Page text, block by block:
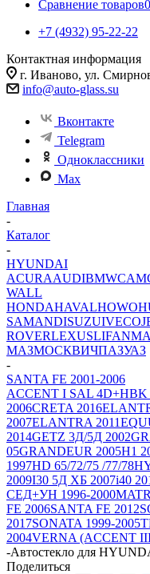
Сравнение товаров0
+7 (4932) 95-22-22
Контактная информация
г. Иваново, ул.
info@auto-glass.su
Вконтакте
Telegram
Одноклассники
Max
Главная
-
Каталог
-
HYUNDAI
ACURAAUDIBMW
WALL
HONDAHAVALHOWO
SAMANDISUZUIVECO
ROVERLEXUSLIFAN
МАЗМОСКВИЧПАЗУАЗ
-
SANTA FE 2001-2006
ACCENT I SAL 4D+HBK
2006CRETA 2016
2007ELANTRA 2011
2014GETZ 3Д/5Д 2002
05GRANDEUR 2005H1
1997HD 65/72/75 /77/78
2009I30 5Д ХБ 2007i40
СЕД+УН 1996-2000
FE 2006SANTA FE 2012
2017SONATA 1999-2005
2004VERNA (ACCENT
-Автостекло для
Поделиться